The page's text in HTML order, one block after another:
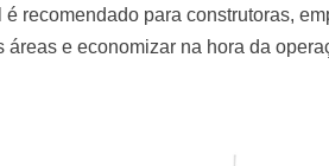
recomendado para construtoras,
e economizar na hora da